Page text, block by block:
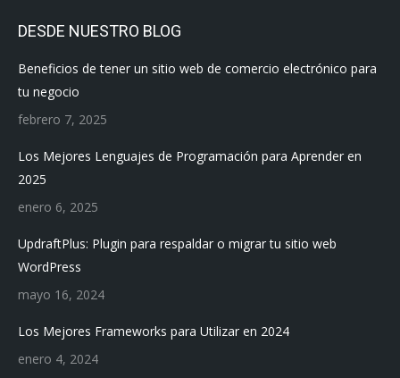
DESDE NUESTRO BLOG
Beneficios de tener un sitio web de comercio electrónico para
tu negocio
febrero 7, 2025
Los Mejores Lenguajes de Programación para Aprender en
2025
enero 6, 2025
UpdraftPlus: Plugin para respaldar o migrar tu sitio web
WordPress
mayo 16, 2024
Los Mejores Frameworks para Utilizar en 2024
enero 4, 2024